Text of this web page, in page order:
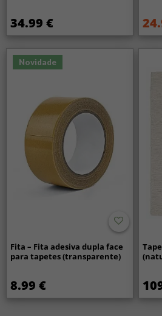
34.99 €
Novidade
Fita – Fita adesiva dupla face
para tapetes (transparente)
8.99 €